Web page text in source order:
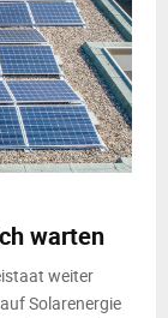
warten
weiter
Solarenergie